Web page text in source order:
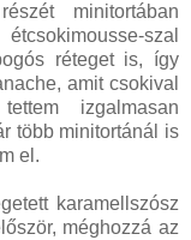
minitortában
szal
réteget is, így
amit csokival
izgalmasan
több minitortánál is
el.
karamellszósz
méghozzá az